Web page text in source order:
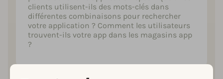
clients utilisent-ils des mots-clés dans
différentes combinaisons pour rechercher
votre application ? Comment les utilisateurs
trouvent-ils votre app dans les magasins app
?